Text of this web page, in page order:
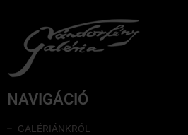
NAVIGÁCIÓ
GALÉRIÁNKRÓL